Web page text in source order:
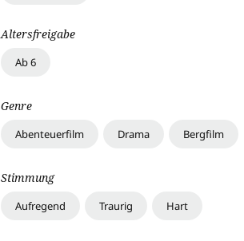
Altersfreigabe
Ab 6
Genre
Abenteuerfilm Drama Bergfilm
Stimmung
Aufregend Traurig Hart